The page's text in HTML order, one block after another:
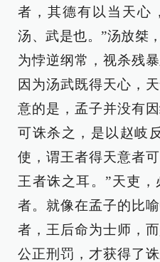
者，其德有以当天心
汤、武是也。”汤放桀
为悖逆纲常，视杀残
因为汤武既得天心，
意的是，孟子并没有
可诛杀之，是以赵岐
使，谓王者得天意者
王者诛之耳。”天吏
者。就像在孟子的比
者，王后命为士师，
公正刑罚，才获得了